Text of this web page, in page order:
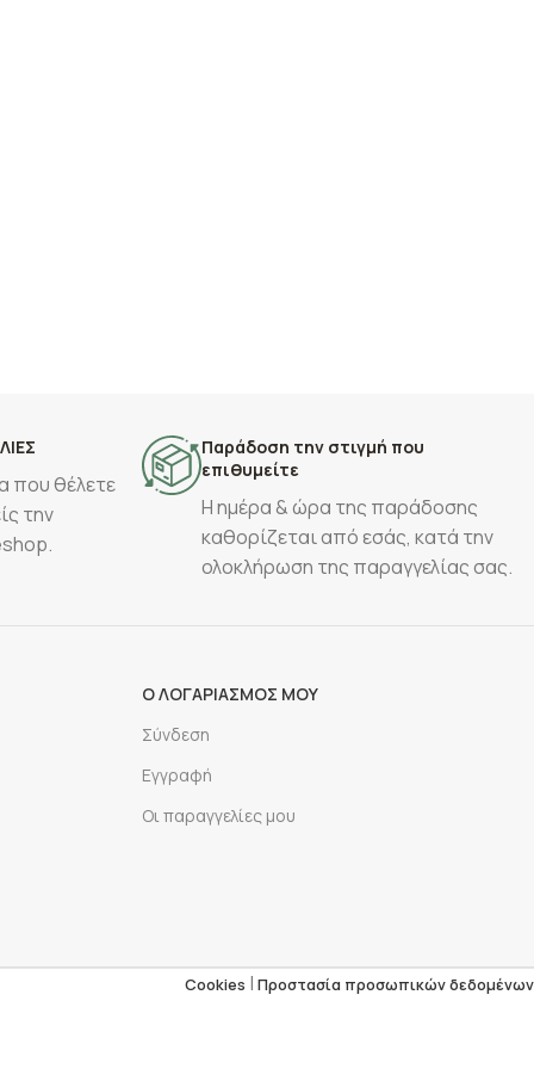
που θέλετε
την
Παράδοση την στιγμή που
επιθυμείτε
Η ημέρα & ώρα της παράδοσης
καθορίζεται από εσάς, κατά την
ολοκλήρωση της παραγγελίας σας.
Ο ΛΟΓΑΡΙΑΣΜΟΣ ΜΟΥ
Σύνδεση
Εγγραφή
Οι παραγγελίες μου
Cookies | Προστασία προσωπικών δεδομένων